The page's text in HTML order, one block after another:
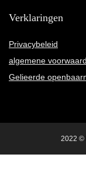
Verklaringen
Privacybeleid
algemene
Gelieerde
2022 ©